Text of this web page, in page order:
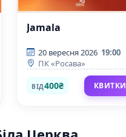
Jamala
20 вересня 2026 19:00
ПК «Росава»
ВІД400₴ КВИТКИ